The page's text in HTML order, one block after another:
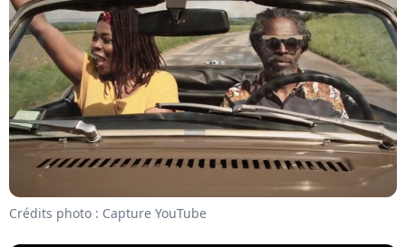
Crédits photo : Capture YouTube